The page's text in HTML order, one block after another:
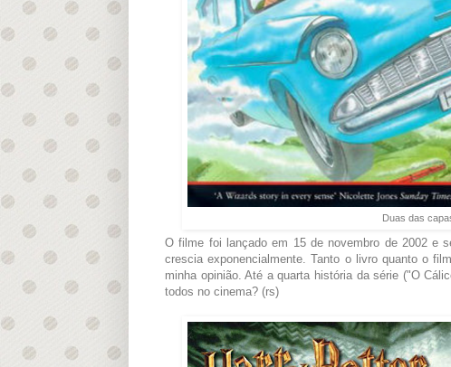
Duas das
O filme foi lançado em 15 de novembro de 2002 e
crescia exponencialmente. Tanto o livro quanto o
minha opinião. Até a quarta história da série ("O
todos no cinema? (rs)